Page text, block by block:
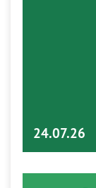
24.07.26